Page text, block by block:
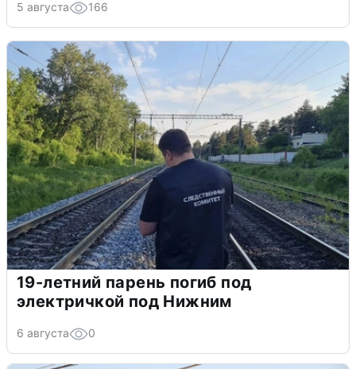
5 августа 166
19-летний парень погиб под
электричкой под Нижним
6 августа 0